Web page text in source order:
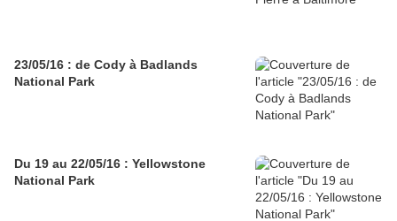
23/05/16 : de Cody à Badlands
National Park
Du 19 au 22/05/16 : Yellowstone
National Park